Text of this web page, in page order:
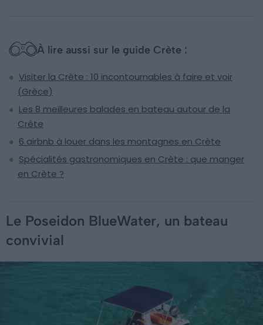
À lire aussi sur le guide Crète :
Visiter la Crète : 10 incontournables à faire et voir
(Grèce)
Les 8 meilleures balades en bateau autour de la
Crète
6 airbnb à louer dans les montagnes en Crète
Spécialités gastronomiques en Crète : que manger
en Crète ?
Le Poseidon BlueWater, un bateau
convivial